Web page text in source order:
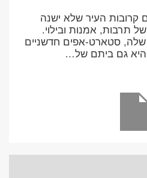
קרובות העיר שלא ישנה
תרבות, אמנות ובילוי.
שלה, סטארט-אפים חדשניים
היא גם ביתם של…